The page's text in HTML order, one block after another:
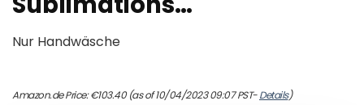
Nur Handwäsche
Amazon.de Price:€103.40(as of 10/04/2023 09:07 PST-Details)